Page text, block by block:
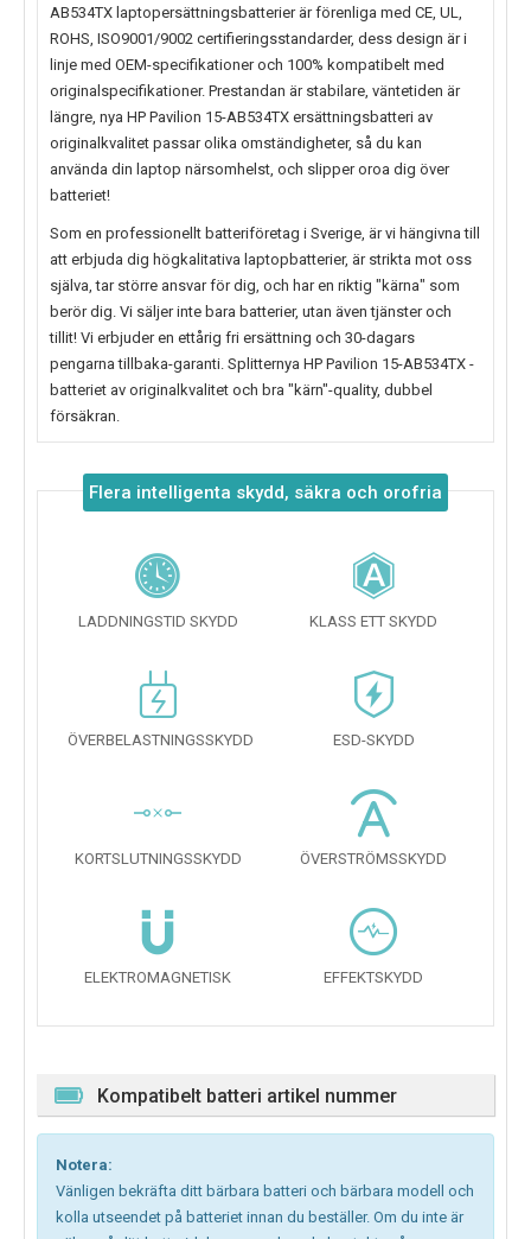
AB534TX laptopersättningsbatterier är förenliga med CE, UL,
ROHS, ISO9001/9002 certifieringsstandarder, dess design är i
linje med OEM-specifikationer och 100% kompatibelt med
originalspecifikationer. Prestandan är stabilare, väntetiden är
längre, nya HP Pavilion 15-AB534TX ersättningsbatteri av
originalkvalitet passar olika omständigheter, så du kan
använda din laptop närsomhelst, och slipper oroa dig över
batteriet!
Som en professionellt batteriföretag i Sverige, är vi hängivna till
att erbjuda dig högkalitativa laptopbatterier, är strikta mot oss
själva, tar större ansvar för dig, och har en riktig "kärna" som
berör dig. Vi säljer inte bara batterier, utan även tjänster och
tillit! Vi erbjuder en ettårig fri ersättning och 30-dagars
pengarna tillbaka-garanti. Splitternya HP Pavilion 15-AB534TX -
batteriet av originalkvalitet och bra "kärn"-quality, dubbel
försäkran.
Flera intelligenta skydd, säkra och orofria
LADDNINGSTID SKYDD KLASS ETT SKYDD
ÖVERBELASTNINGSSKYDD ESD-SKYDD
KORTSLUTNINGSSKYDD ÖVERSTRÖMSSKYDD
ELEKTROMAGNETISK EFFEKTSKYDD
Kompatibelt batteri artikel nummer
Notera:
Vänligen bekräfta ditt bärbara batteri och bärbara modell och
kolla utseendet på batteriet innan du beställer. Om du inte är